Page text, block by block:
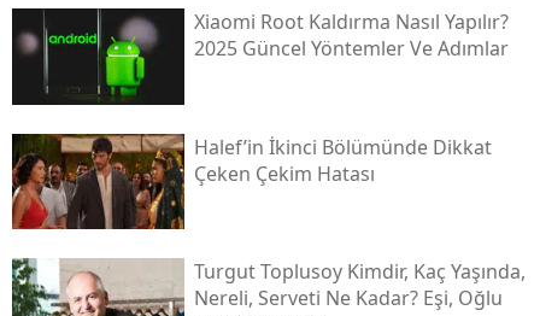
Xiaomi Root Kaldırma Nasıl Yapılır?
2025 Güncel Yöntemler Ve Adımlar
Halef’in İkinci Bölümünde Dikkat
Çeken Çekim Hatası
Turgut Toplusoy Kimdir, Kaç Yaşında,
Nereli, Serveti Ne Kadar? Eşi, Oğlu